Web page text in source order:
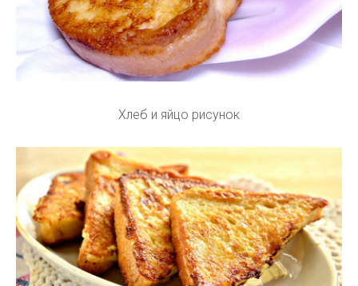
Хлеб и яйцо рисунок